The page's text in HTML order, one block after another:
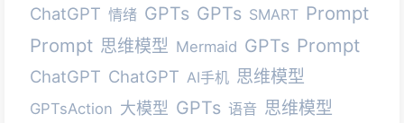
ChatGPT 情绪 GPTs GPTs SMART Prompt
Prompt 思维模型 Mermaid GPTs Prompt
ChatGPT ChatGPT AI手机 思维模型
GPTsAction 大模型 GPTs 语音 思维模型